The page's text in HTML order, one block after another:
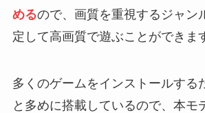
めるので、画質を重視するジャン
定して高画質で遊ぶことができま
多くのゲームをインストールする
と多めに搭載しているので、本モ